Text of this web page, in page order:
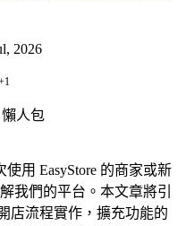
2026
懶人包
用 EasyStore 的商家或新
我們的平台。本文章將引
店流程實作，擴充功能的